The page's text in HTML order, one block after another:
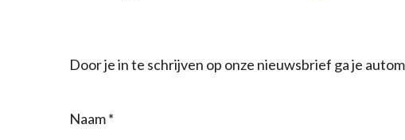
Door je in te schrijven op onze nieuwsbrief ga je
Naam *